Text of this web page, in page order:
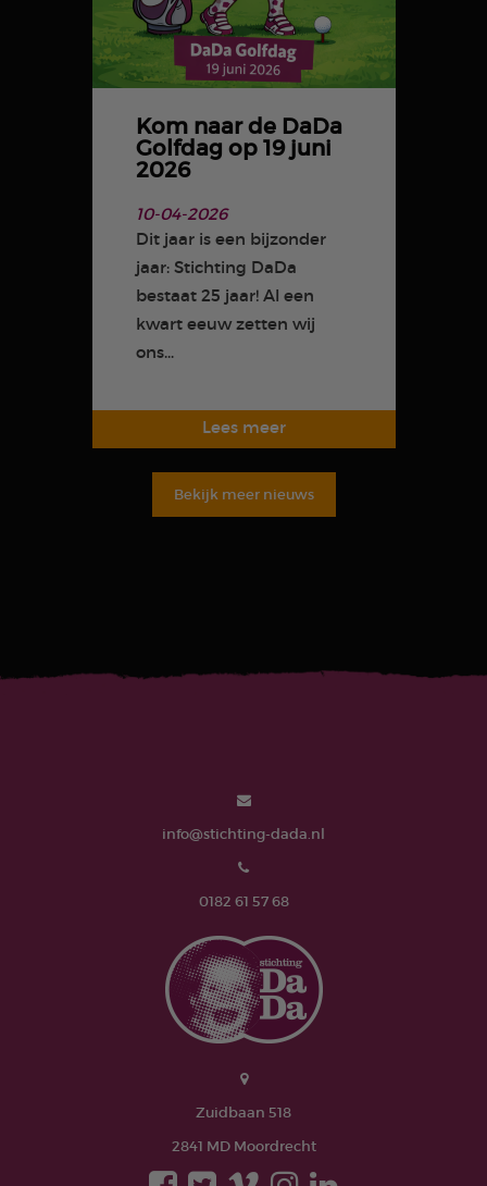
Kom naar de DaDa
Golfdag op 19 juni
2026
10-04-2026
Dit jaar is een bijzonder
jaar: Stichting DaDa
bestaat 25 jaar! Al een
kwart eeuw zetten wij
ons...
Bekijk meer nieuws
info@stichting-dada.nl
0182 61 57 68
Zuidbaan 518
2841 MD Moordrecht